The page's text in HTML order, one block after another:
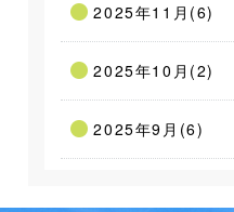
2025年11月(6)
2025年10月(2)
2025年9月(6)